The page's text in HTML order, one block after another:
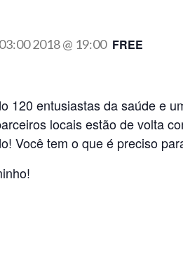
2018 @ 19:00 FREE
120 entusiastas da saúde e
locais estão de volta
Você tem o que é preciso